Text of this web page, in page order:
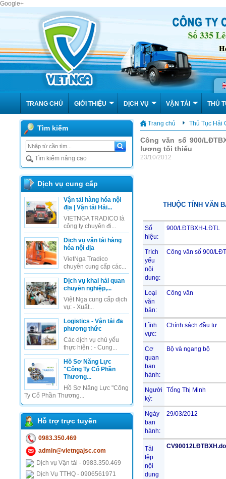
Google+
TRANG CHỦ GIỚI THIỆU DỊCH VỤ VẬN TẢI THỦ
Tìm kiếm
Tìm kiếm nâng cao
Dịch vụ cung cấp
Vận tải hàng hóa nội
địa | Vận tải Hải...
VIETNGA TRADICO là
công ty chuyên đi...
Dịch vụ vận tải hàng
hóa nội địa
VietNga Tradico
chuyên cung cấp các...
Dịch vụ khai hải quan
chuyên nghiệp,...
Việt Nga cung cấp dịch
vụ: - Xuất...
Logistics - Vận tải đa
phương thức
Các dịch vụ chủ yếu
thực hiện : - Cung...
Hồ Sơ Năng Lực
"Công Ty Cổ Phần
Thương...
Hồ Sơ Năng Lực "Công
Ty Cổ Phần Thương...
Hỗ trợ trực tuyến
0983.350.469
admin@vietngajsc.com
Dịch vụ Vận tải - 0983.350.469
Dịch Vụ TTHQ - 0906561971
Trang chủ Thủ Tục Hải
Công văn số 900/
lương tối thiểu
23/10/2012
THUỘC TÍNH VĂN
Số
hiệu:
900/LĐTBXH-LĐTL
Trích
yếu
nội
dung:
Công văn số 900/
Loại
văn
bản:
Công văn
Lĩnh
vực:
Chính sách đầu tư
Cơ
quan
ban
hành:
Bộ và ngang bộ
Người
ký:
Tống Thị Minh
Ngày
ban
hành:
29/03/2012
Tải
tệp
nội
dung